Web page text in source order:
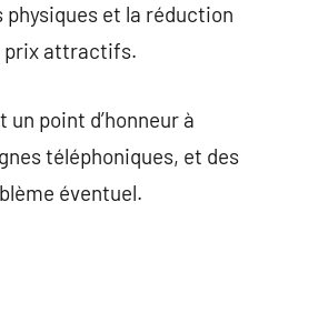
et la réduction
prix attractifs.
point d’honneur à
téléphoniques, et des
éventuel.